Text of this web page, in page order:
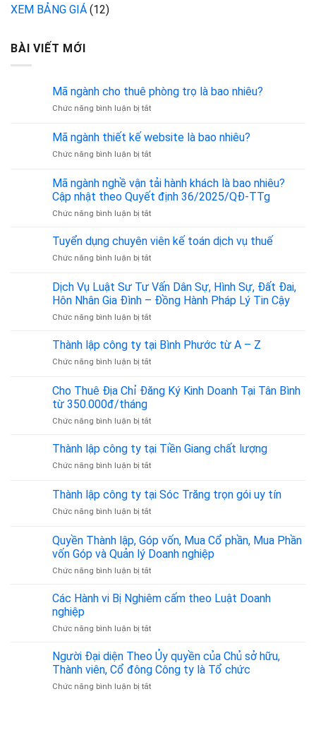
XEM BẢNG GIÁ (12)
BÀI VIẾT MỚI
Mã ngành cho thuê phòng trọ là bao nhiêu?
Chức năng bình luận bị tắtở
ngành
cho
thuê
trọ
là
nhiêu?
Mã ngành thiết kế website là bao nhiêu?
Chức năng bình luận bị tắtở
ngành
thiết
kế
website
bao
Mã ngành nghề vận tải hành khách là bao nhiêu?
Cập nhật theo Quyết định 36/2025/QĐ-TTg
Chức năng bình luận bị tắtở
ngành
vận
hành
khách
bao
Cập
định
Tuyển dụng chuyên viên kế toán dịch vụ thuế
Chức năng bình luận bị tắtở
dụng
chuyên
viên
kế
dịch
vụ
thuế
Dịch Vụ Luật Sư Tư Vấn Dân Sự, Hình Sự, Đất Đai,
Hôn Nhân Gia Đình – Đồng Hành Pháp Lý Tin Cậy
Chức năng bình luận bị tắtở
Vụ
Luật
Sư
Vấn
Hình
Đất
Gia
Đình
Hành
Pháp
Lý
Cậy
Thành lập công ty tại Bình Phước từ A – Z
Chức năng bình luận bị tắtở
lập
công
tại
Phước
từ
A
Z
Cho Thuê Địa Chỉ Đăng Ký Kinh Doanh Tại Tân Bình
từ 350.000đ/tháng
Chức năng bình luận bị tắtở
Thuê
Địa
Chỉ
Ký
Doanh
Tân
Bình
Thành lập công ty tại Tiền Giang chất lượng
Chức năng bình luận bị tắtở
lập
công
ty
Tiền
Giang
lượng
Thành lập công ty tại Sóc Trăng trọn gói uy tín
Chức năng bình luận bị tắtở
lập
công
ty
tại
Trăng
uy
Quyền Thành lập, Góp vốn, Mua Cổ phần, Mua Phần
vốn Góp và Quản lý Doanh nghiệp
Chức năng bình luận bị tắtở
Thành
vốn,
Cổ
phần,
Mua
Phần
Các Hành vi Bị Nghiêm cấm theo Luật Doanh
nghiệp
Chức năng bình luận bị tắtở
Hành
Bị
Nghiêm
Người Đại diện Theo Ủy quyền của Chủ sở hữu,
Thành viên, Cổ đông Công ty là Tổ chức
Chức năng bình luận bị tắtở